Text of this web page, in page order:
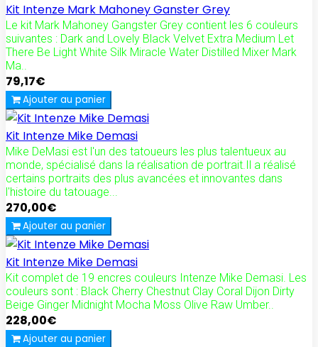
Kit Intenze Mark Mahoney Ganster Grey
Le kit Mark Mahoney Gangster Grey contient les 6 couleurs
suivantes : Dark and Lovely Black Velvet Extra Medium Let
There Be Light White Silk Miracle Water Distilled Mixer Mark
Ma..
79,17€
Ajouter au panier
Kit Intenze Mike Demasi
Mike DeMasi est l'un des tatoueurs les plus talentueux au
monde, spécialisé dans la réalisation de portrait.Il a réalisé
certains portraits des plus avancées et innovantes dans
l'histoire du tatouage...
270,00€
Ajouter au panier
Kit Intenze Mike Demasi
Kit complet de 19 encres couleurs Intenze Mike Demasi. Les
couleurs sont : Black Cherry Chestnut Clay Coral Dijon Dirty
Beige Ginger Midnight Mocha Moss Olive Raw Umber..
228,00€
Ajouter au panier